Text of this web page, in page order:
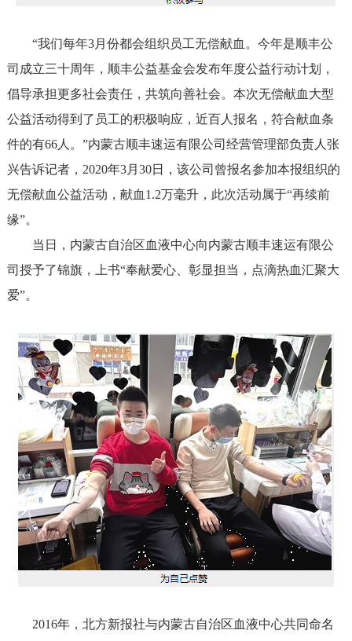
“我们每年3月份都会组织员工无偿献血。今年是顺丰公
司成立三十周年，顺丰公益基金会发布年度公益行动计划，
倡导承担更多社会责任，共筑向善社会。本次无偿献血大型
公益活动得到了员工的积极响应，近百人报名，符合献血条
件的有66人。”内蒙古顺丰速运有限公司经营管理部负责人张
兴告诉记者，2020年3月30日，该公司曾报名参加本报组织的
无偿献血公益活动，献血1.2万毫升，此次活动属于“再续前
缘”。
当日，内蒙古自治区血液中心向内蒙古顺丰速运有限公
司授予了锦旗，上书“奉献爱心、彰显担当，点滴热血汇聚大
爱”。
2016年，北方新报社与内蒙古自治区血液中心共同命名